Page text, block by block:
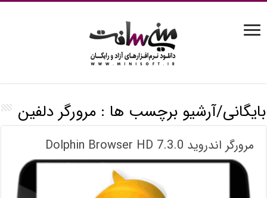
بایگانی/آرشیو برچسب ها :مرورگر دلفین
مرورگر اندروید Dolphin Browser HD 7.3.0